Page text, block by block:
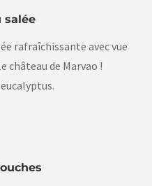
salée
rafraîchissante avec vue
château de Marvao !